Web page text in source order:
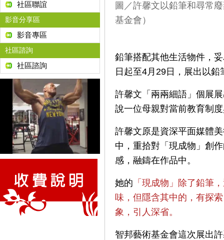
社區聯誼
影音分享區
影音專區
社區諮詢
社區諮詢
圖／許馨文以鉛筆和尋常
基金會）
鉛筆搭配其他生活物件，
日起至4月29日，展出以
許馨文「兩兩細語」個展
說一位母親對當前教育制
許馨文原是資深平面媒體
中，重拾對「現成物」創
感，融鑄在作品中。
她的 「現成物」除了鉛筆
味，但隱含其中的，有探
象，引人深省。
智邦藝術基金會這次展出